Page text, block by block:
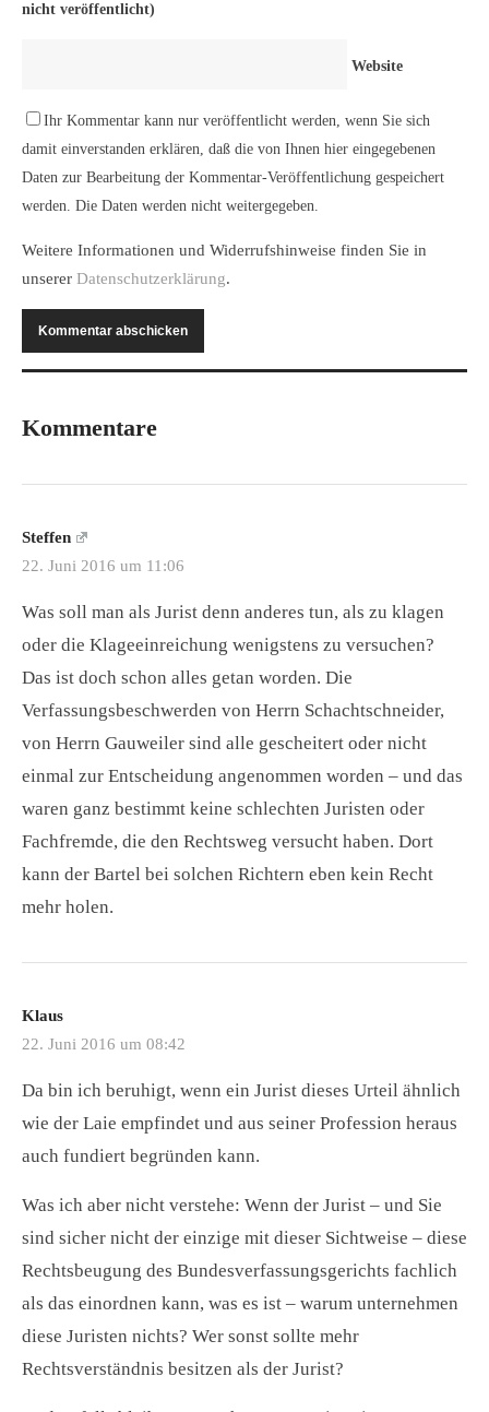
nicht veröffentlicht)
Website
Ihr Kommentar kann nur veröffentlicht werden, wenn Sie sich
damit einverstanden erklären, daß die von Ihnen hier eingegebenen
Daten zur Bearbeitung der Kommentar-Veröffentlichung gespeichert
werden. Die Daten werden nicht weitergegeben.
Weitere Informationen und Widerrufshinweise finden Sie in
unserer Datenschutzerklärung.
Kommentare
Steffen
22. Juni 2016 um 11:06
Was soll man als Jurist denn anderes tun, als zu klagen
oder die Klageeinreichung wenigstens zu versuchen?
Das ist doch schon alles getan worden. Die
Verfassungsbeschwerden von Herrn Schachtschneider,
von Herrn Gauweiler sind alle gescheitert oder nicht
einmal zur Entscheidung angenommen worden – und das
waren ganz bestimmt keine schlechten Juristen oder
Fachfremde, die den Rechtsweg versucht haben. Dort
kann der Bartel bei solchen Richtern eben kein Recht
mehr holen.
Klaus
22. Juni 2016 um 08:42
Da bin ich beruhigt, wenn ein Jurist dieses Urteil ähnlich
wie der Laie empfindet und aus seiner Profession heraus
auch fundiert begründen kann.
Was ich aber nicht verstehe: Wenn der Jurist – und Sie
sind sicher nicht der einzige mit dieser Sichtweise – diese
Rechtsbeugung des Bundesverfassungsgerichts fachlich
als das einordnen kann, was es ist – warum unternehmen
diese Juristen nichts? Wer sonst sollte mehr
Rechtsverständnis besitzen als der Jurist?